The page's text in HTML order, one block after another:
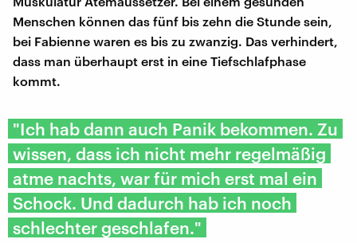
Menschen können das fünf bis zehn die Stunde sein,
bei Fabienne waren es bis zu zwanzig. Das verhindert,
dass man überhaupt erst in eine Tiefschlafphase
kommt.
"Ich hab dann auch Panik bekommen. Zu
wissen, dass ich nicht mehr regelmäßig
atme nachts, war für mich erst mal ein
Schock. Und dadurch hab ich noch
schlechter geschlafen."